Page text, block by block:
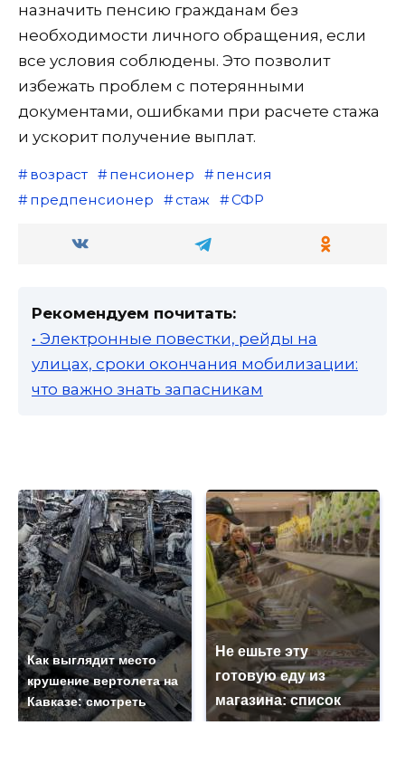
назначить пенсию гражданам без
необходимости личного обращения, если
все условия соблюдены. Это позволит
избежать проблем с потерянными
документами, ошибками при расчете стажа
и ускорит получение выплат.
возраст пенсионер
пенсия
предпенсионер
стаж СФР
Рекомендуем почитать:
• Электронные повестки, рейды на
улицах, сроки окончания мобилизации:
что важно знать запасникам
Как выглядит место
крушение вертолета на
Кавказе: смотреть
Не ешьте эту
готовую еду из
магазина: список